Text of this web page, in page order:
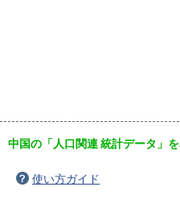
中国の「人口関連 統計データ」を
使い方ガイド